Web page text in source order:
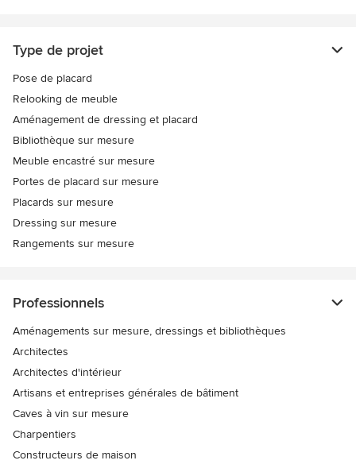
Type de projet
Pose de placard
Relooking de meuble
Aménagement de dressing et placard
Bibliothèque sur mesure
Meuble encastré sur mesure
Portes de placard sur mesure
Placards sur mesure
Dressing sur mesure
Rangements sur mesure
Professionnels
Aménagements sur mesure, dressings et bibliothèques
Architectes
Architectes d'intérieur
Artisans et entreprises générales de bâtiment
Caves à vin sur mesure
Charpentiers
Constructeurs de maison